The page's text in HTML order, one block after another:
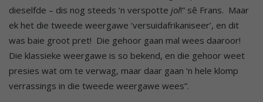
dieselfde – dis nog steeds ‘n verspotte jol!” sê Frans. Maar
ek het die tweede weergawe ‘versuidafrikaniseer’, en dit
was baie groot pret! Die gehoor gaan mal wees daaroor!
Die klassieke weergawe is so bekend, en die gehoor weet
presies wat om te verwag, maar daar gaan ‘n hele klomp
verrassings in die tweede weergawe wees”.